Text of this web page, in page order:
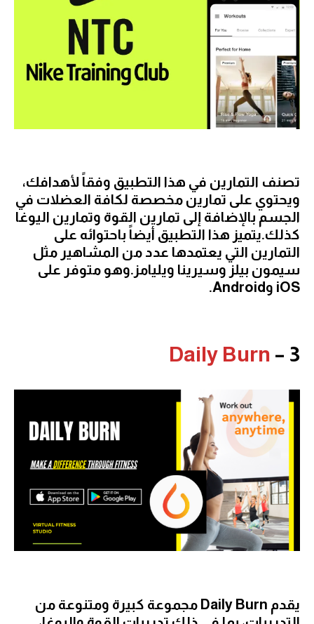
تصنف التمارين في هذا التطبيق وفقاً لأهدافك،
ويحتوي على تمارين مخصصة لكافة العضلات في
الجسم بالإضافة إلى تمارين القوة وتمارين اليوغا
كذلك.يتميز هذا التطبيق أيضاً باحتوائه على
التمارين التي يعتمدها عدد من المشاهير مثل
سيمون بيلز وسيرينا ويليامز.وهو متوفر على
iOS وAndroid.
3 –
Daily Burn
يقدم Daily Burn مجموعة كبيرة ومتنوعة من